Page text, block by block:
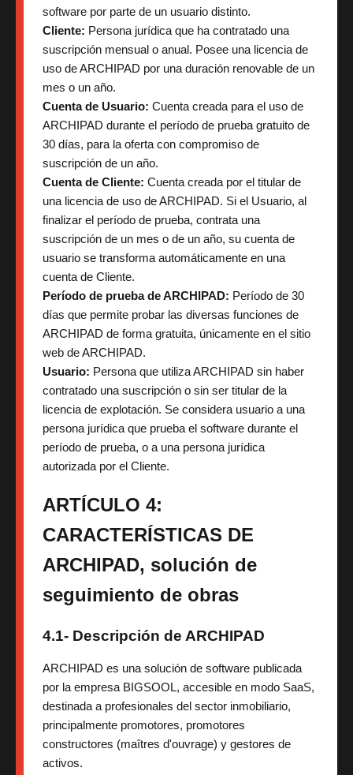
software por parte de un usuario distinto.
Cliente: Persona jurídica que ha contratado una
suscripción mensual o anual. Posee una licencia de
uso de ARCHIPAD por una duración renovable de un
mes o un año.
Cuenta de Usuario: Cuenta creada para el uso de
ARCHIPAD durante el período de prueba gratuito de
30 días, para la oferta con compromiso de
suscripción de un año.
Cuenta de Cliente: Cuenta creada por el titular de
una licencia de uso de ARCHIPAD. Si el Usuario, al
finalizar el período de prueba, contrata una
suscripción de un mes o de un año, su cuenta de
usuario se transforma automáticamente en una
cuenta de Cliente.
Período de prueba de ARCHIPAD: Período de 30
días que permite probar las diversas funciones de
ARCHIPAD de forma gratuita, únicamente en el sitio
web de ARCHIPAD.
Usuario: Persona que utiliza ARCHIPAD sin haber
contratado una suscripción o sin ser titular de la
licencia de explotación. Se considera usuario a una
persona jurídica que prueba el software durante el
período de prueba, o a una persona jurídica
autorizada por el Cliente.
ARTÍCULO 4:
CARACTERÍSTICAS DE
ARCHIPAD, solución de
seguimiento de obras
4.1- Descripción de ARCHIPAD
ARCHIPAD es una solución de software publicada
por la empresa BIGSOOL, accesible en modo SaaS,
destinada a profesionales del sector inmobiliario,
principalmente promotores, promotores
constructores (maîtres d'ouvrage) y gestores de
activos.